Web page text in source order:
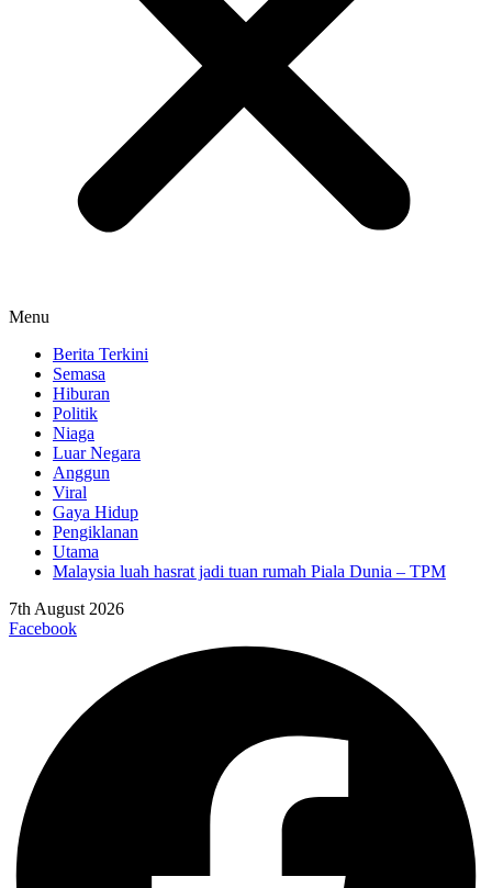
Menu
Berita Terkini
Semasa
Hiburan
Politik
Niaga
Luar Negara
Anggun
Viral
Gaya Hidup
Pengiklanan
Utama
Malaysia luah hasrat jadi tuan rumah Piala Dunia – TPM
7th August 2026
Facebook